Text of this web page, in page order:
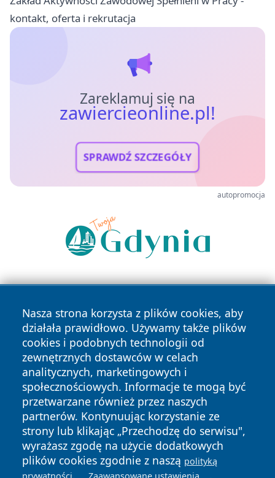
kontakt, oferta i rekrutacja
Zareklamuj się na
zawiercieonline.pl!
SPRAWDŹ SZCZEGÓŁY
autopromocja
Nasza strona korzysta z plików cookies, aby
działała prawidłowo. Używamy także plików
cookies i podobnych technologii od
zewnętrznych dostawców w celach
analitycznych, marketingowych i
społecznościowych. Informacje te mogą być
przetwarzane również przez naszych
partnerów. Kontynuując korzystanie ze
strony lub klikając „Przechodzę do serwisu",
wyrażasz zgodę na użycie dodatkowych
plików cookies zgodnie z naszą polityką
Copyright © 2026 zawiercieonline.pl Wszystkie prawa
zastrzeżone.
News Autorzy
Polityka
Prywatności
Polityka
Cookies